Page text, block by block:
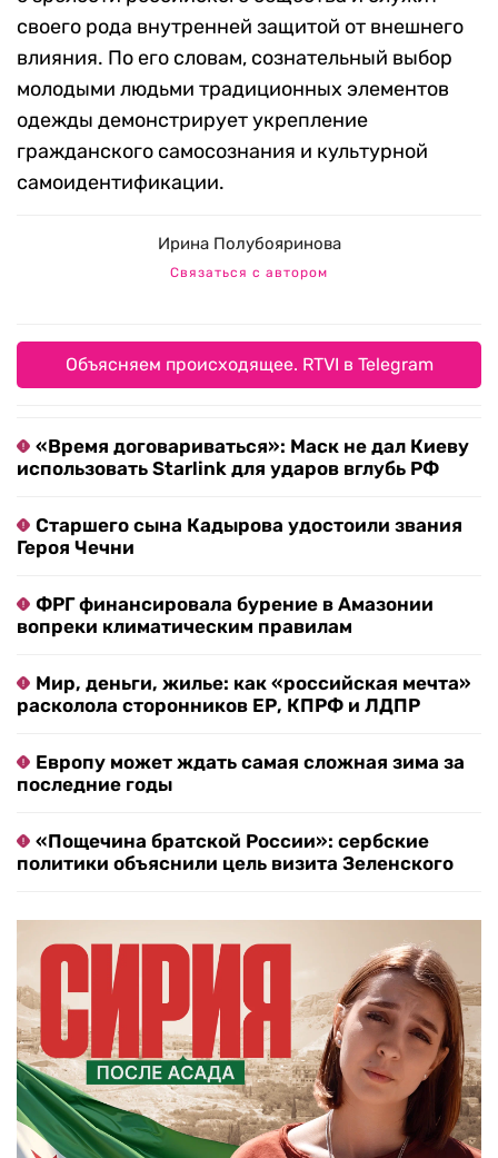
своего рода внутренней защитой от внешнего
влияния. По его словам, сознательный выбор
молодыми людьми традиционных элементов
одежды демонстрирует укрепление
гражданского самосознания и культурной
самоидентификации.
Ирина Полубояринова
Связаться с автором
Объясняем происходящее. RTVI в Telegram
«Время договариваться»: Маск не дал Киеву
использовать Starlink для ударов вглубь РФ
Старшего сына Кадырова удостоили звания
Героя Чечни
ФРГ финансировала бурение в Амазонии
вопреки климатическим правилам
Мир, деньги, жилье: как «российская мечта»
расколола сторонников ЕР, КПРФ и ЛДПР
Европу может ждать самая сложная зима за
последние годы
«Пощечина братской России»: сербские
политики объяснили цель визита Зеленского